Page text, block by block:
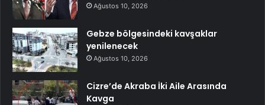
Ağustos 10, 2026
Gebze bölgesindeki kavşaklar
yenilenecek
Ağustos 10, 2026
Cizre’de Akraba İki Aile Arasında
Kavga